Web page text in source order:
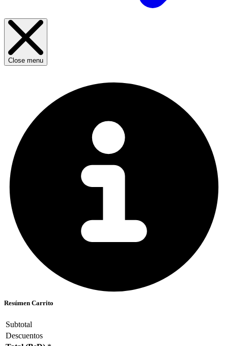
Close menu
Resúmen Carrito
Subtotal
Descuentos